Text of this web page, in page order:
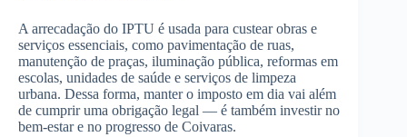
A arrecadação do IPTU é usada para custear obras e
serviços essenciais, como pavimentação de ruas,
manutenção de praças, iluminação pública, reformas em
escolas, unidades de saúde e serviços de limpeza
urbana. Dessa forma, manter o imposto em dia vai além
de cumprir uma obrigação legal — é também investir no
bem-estar e no progresso de Coivaras.